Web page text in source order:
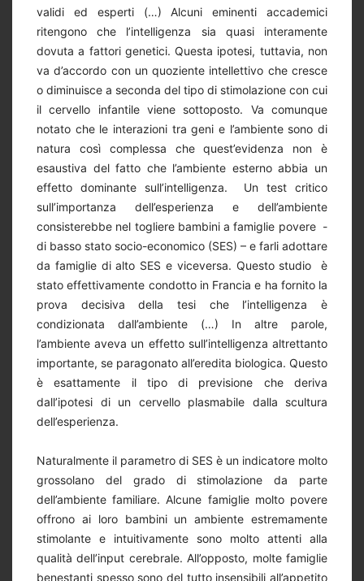
validi ed esperti (…) Alcuni eminenti accademici
ritengono che l’intelligenza sia quasi interamente
dovuta a fattori genetici. Questa ipotesi, tuttavia, non
va d’accordo con un quoziente intellettivo che cresce
o diminuisce a seconda del tipo di stimolazione con cui
il cervello infantile viene sottoposto. Va comunque
notato che le interazioni tra geni e l’ambiente sono di
natura così complessa che quest’evidenza non è
esaustiva del fatto che l’ambiente esterno abbia un
effetto dominante sull’intelligenza. Un test critico
sull’importanza dell’esperienza e dell’ambiente
consisterebbe nel togliere bambini a famiglie povere -
di basso stato socio-economico (SES) – e farli adottare
da famiglie di alto SES e viceversa. Questo studio è
stato effettivamente condotto in Francia e ha fornito la
prova decisiva della tesi che l’intelligenza è
condizionata dall’ambiente (…) In altre parole,
l’ambiente aveva un effetto sull’intelligenza altrettanto
importante, se paragonato all’eredita biologica. Questo
è esattamente il tipo di previsione che deriva
dall’ipotesi di un cervello plasmabile dalla scultura
dell’esperienza.
Naturalmente il parametro di SES è un indicatore molto
grossolano del grado di stimolazione da parte
dell’ambiente familiare. Alcune famiglie molto povere
offrono ai loro bambini un ambiente estremamente
stimolante e intuitivamente sono molto attenti alla
qualità dell’input cerebrale. All’opposto, molte famiglie
benestanti spesso sono del tutto insensibili all’appetito